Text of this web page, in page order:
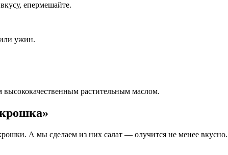
епермешайте.
ужин.
растительным маслом.
А мы сделаем из них салат — олучится не менее вкусно.